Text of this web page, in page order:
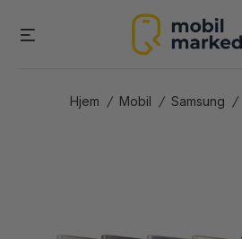
Hjem / Mobil / Samsung /